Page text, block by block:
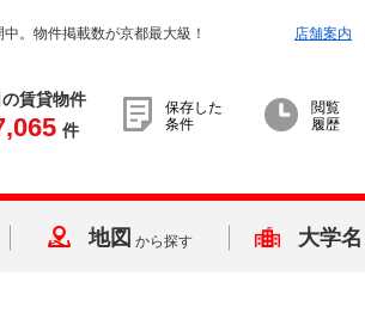
。物件掲載数が京都最大級！ 店舗案内
賃貸物件
件
保存した
条件
閲覧
履歴
地図 から探す 大学名